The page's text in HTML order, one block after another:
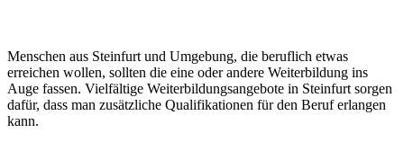
Menschen aus Steinfurt und Umgebung, die beruflich etwas
erreichen wollen, sollten die eine oder andere Weiterbildung ins
Auge fassen. Vielfältige Weiterbildungsangebote in Steinfurt sorgen
dafür, dass man zusätzliche Qualifikationen für den Beruf erlangen
kann.